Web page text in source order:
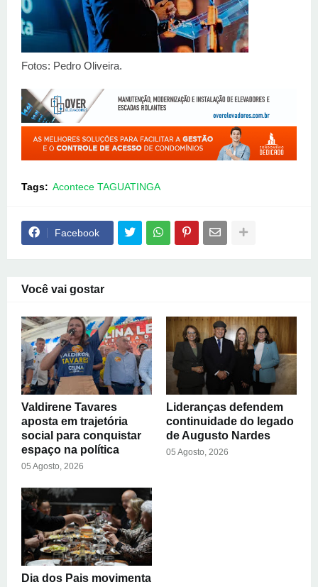
Fotos: Pedro Oliveira.
Tags: Acontece TAGUATINGA
Facebook
Você vai gostar
Valdirene Tavares
aposta em trajetória
social para conquistar
espaço na política
05 Agosto, 2026
Lideranças defendem
continuidade do legado
de Augusto Nardes
05 Agosto, 2026
Dia dos Pais movimenta